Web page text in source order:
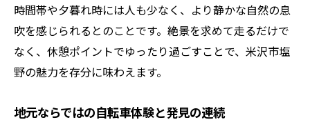
時間帯や夕暮れ時には人も少なく、より静かな自然の息
吹を感じられるとのことです。絶景を求めて走るだけで
なく、休憩ポイントでゆったり過ごすことで、米沢市塩
野の魅力を存分に味わえます。
地元ならではの自転車体験と発見の連続